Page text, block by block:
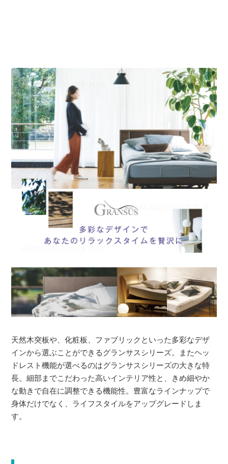
天然木突板や、化粧板、ファブリックといった多彩なデザ
インから選ぶことができるグランサスシリーズ。またヘッ
ドレスト機能が選べるのはグランサスシリーズの大きな特
長。細部までこだわった高いインテリア性と、きめ細やか
な動きで自在に調整できる機能性。豊富なラインナップで
身体だけでなく、ライフスタイルをアップグレードしま
す。